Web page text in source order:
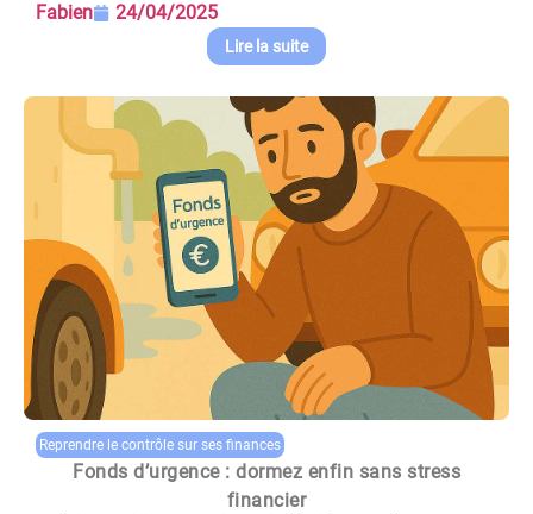
Fabien 24/04/2025
Lire la suite
Reprendre le contrôle sur ses finances
Fonds d’urgence : dormez enfin sans stress
financier